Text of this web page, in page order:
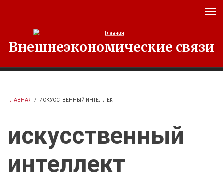
Внешнеэкономические связи
ГЛАВНАЯ / ИСКУССТВЕННЫЙ ИНТЕЛЛЕКТ
искусственный
интеллект